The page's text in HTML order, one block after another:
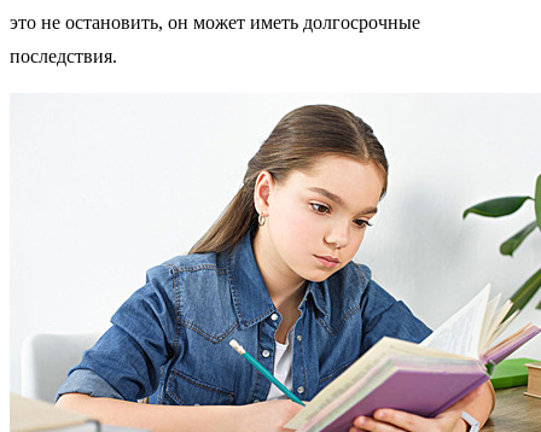
это не остановить, он может иметь долгосрочные
последствия.